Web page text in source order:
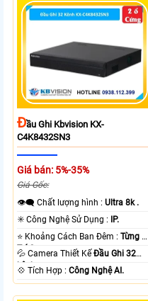
ĐẦu Ghi Kbvision KX-
C4K8432SN3
Giá bán: 5%-35%
Giá Gốc:
👁️‍🗨 Chất lượng hình :Ultra 8k .
✳️ Công Nghệ Sử Dụng :
IP.
⭐ Khoảng Cách Ban Đêm :Từng Vị
Trí Camera .
💦 Camera Thiết KếĐầu Ghi 32
kênh.
️💠 Tích Hợp :Công Nghệ AI.